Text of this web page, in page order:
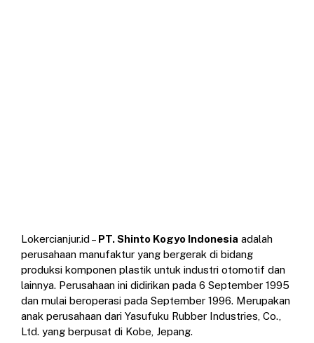
Lokercianjur.id – PT. Shinto Kogyo Indonesia adalah
perusahaan manufaktur yang bergerak di bidang
produksi komponen plastik untuk industri otomotif dan
lainnya. Perusahaan ini didirikan pada 6 September 1995
dan mulai beroperasi pada September 1996. Merupakan
anak perusahaan dari Yasufuku Rubber Industries, Co.,
Ltd. yang berpusat di Kobe, Jepang.